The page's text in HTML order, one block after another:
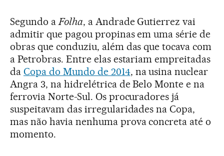
Segundo aFolha, a Andrade Gutierrez vai
admitir que pagou propinas em uma série de
obras que conduziu, além das que tocava com
a Petrobras. Entre elas estariam empreitadas
da Copa do Mundo de 2014, na usina nuclear
Angra 3, na hidrelétrica de Belo Monte e na
ferrovia Norte-Sul. Os procuradores já
suspeitavam das irregularidades na Copa,
mas não havia nenhuma prova concreta até o
momento.